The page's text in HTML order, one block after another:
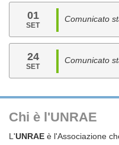
01
SET
Comunicato
24
SET
Comunicato
Chi è l'UNRAE
L'UNRAE è l'Associazione